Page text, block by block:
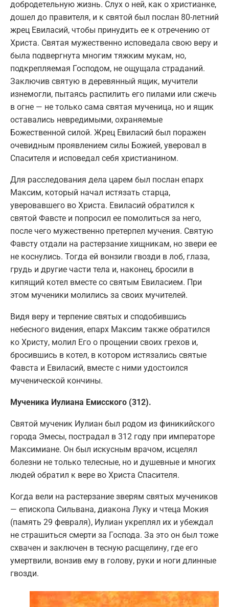
добродетельную жизнь. Слух о ней, как о христианке,
дошел до правителя, и к святой был послан 80-летний
жрец Евиласий, чтобы принудить ее к отречению от
Христа. Святая мужественно исповедала свою веру и
была подвергнута многим тяжким мукам, но,
подкрепляемая Господом, не ощущала страданий.
Заключив святую в деревянный ящик, мучители
изнемогли, пытаясь распилить его пилами или сжечь
в огне — не только сама святая мученица, но и ящик
оставались невредимыми, охраняемые
Божественной силой. Жрец Евиласий был поражен
очевидным проявлением силы Божией, уверовал в
Спасителя и исповедал себя христианином.
Для расследования дела царем был послан епарх
Максим, который начал истязать старца,
уверовавшего во Христа. Евиласий обратился к
святой Фавсте и попросил ее помолиться за него,
после чего мужественно претерпел мучения. Святую
Фавсту отдали на растерзание хищникам, но звери ее
не коснулись. Тогда ей вонзили гвозди в лоб, глаза,
грудь и другие части тела и, наконец, бросили в
кипящий котел вместе со святым Евиласием. При
этом мученики молились за своих мучителей.
Видя веру и терпение святых и сподобившись
небесного видения, епарх Максим также обратился
ко Христу, молил Его о прощении своих грехов и,
бросившись в котел, в котором истязались святые
Фавста и Евиласий, вместе с ними удостоился
мученической кончины.
Мученика Иулиана Емисского (312).
Святой мученик Иулиан был родом из финикийского
города Эмесы, пострадал в 312 году при императоре
Максимиане. Он был искусным врачом, исцелял
болезни не только телесные, но и душевные и многих
людей обратил к вере во Христа Спасителя.
Когда вели на растерзание зверям святых мучеников
— епископа Сильвана, диакона Луку и чтеца Мокия
(память 29 февраля), Иулиан укреплял их и убеждал
не страшиться смерти за Господа. За это он был тоже
схвачен и заключен в тесную расщелину, где его
умертвили, вонзив ему в голову, руки и ноги длинные
гвозди.